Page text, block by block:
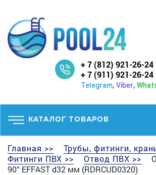
+ 7 (812) 921-26-24
+ 7 (911) 921-26-24
Telegram, Viber,
КАТАЛОГ ТОВАРОВ
Главная >>
Трубы, фитинги,
Фитинги ПВХ >>
Отвод ПВХ >>
90° EFFAST d32 мм (RDRCUD0320)